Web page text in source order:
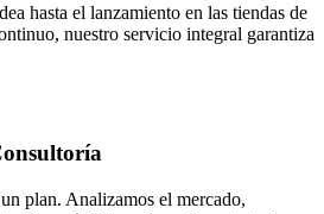
hasta el lanzamiento en las tiendas de
nuestro servicio integral garantiza
plan. Analizamos el mercado,